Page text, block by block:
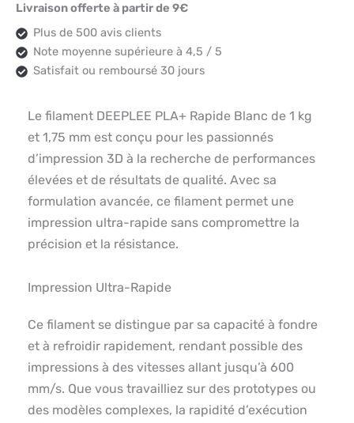
Livraison offerte à partir de 9€
Plus de 500 avis clients
Note moyenne supérieure à 4,5 / 5
Satisfait ou remboursé 30 jours
Le filament DEEPLEE PLA+ Rapide Blanc de 1 kg
et 1,75 mm est conçu pour les passionnés
d’impression 3D à la recherche de performances
élevées et de résultats de qualité. Avec sa
formulation avancée, ce filament permet une
impression ultra-rapide sans compromettre la
précision et la résistance.
Impression Ultra-Rapide
Ce filament se distingue par sa capacité à fondre
et à refroidir rapidement, rendant possible des
impressions à des vitesses allant jusqu’à 600
mm/s. Que vous travailliez sur des prototypes ou
des modèles complexes, la rapidité d’exécution